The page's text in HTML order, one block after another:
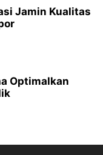
Jamin Kualitas
Optimalkan